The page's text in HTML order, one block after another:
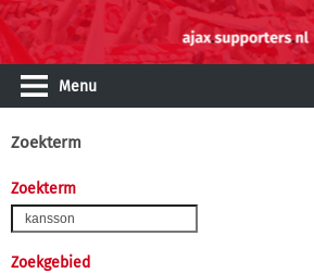
Menu
Zoekterm
Zoekterm
Zoekgebied